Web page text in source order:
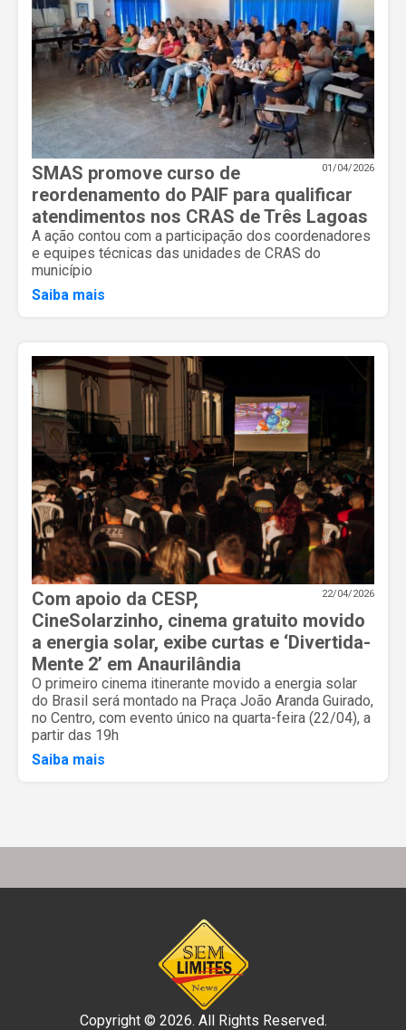
01/04/2026
SMAS promove curso de
reordenamento do PAIF para qualificar
atendimentos nos CRAS de Três Lagoas
A ação contou com a participação dos coordenadores
e equipes técnicas das unidades de CRAS do
município
Saiba mais
22/04/2026
Com apoio da CESP,
CineSolarzinho, cinema gratuito movido
a energia solar, exibe curtas e ‘Divertida-
Mente 2’ em Anaurilândia
O primeiro cinema itinerante movido a energia solar
do Brasil será montado na Praça João Aranda Guirado,
no Centro, com evento único na quarta-feira (22/04), a
partir das 19h
Saiba mais
Copyright © 2026. All Rights Reserved.